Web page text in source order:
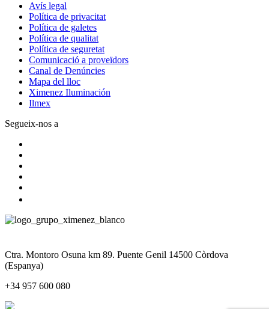
Avís legal
Política de privacitat
Política de galetes
Política de qualitat
Política de seguretat
Comunicació a proveïdors
Canal de Denúncies
Mapa del lloc
Ximenez Iluminación
Ilmex
Segueix-nos a
Ctra. Montoro Osuna km 89. Puente Genil 14500 Còrdova
(Espanya)
+34 957 600 080